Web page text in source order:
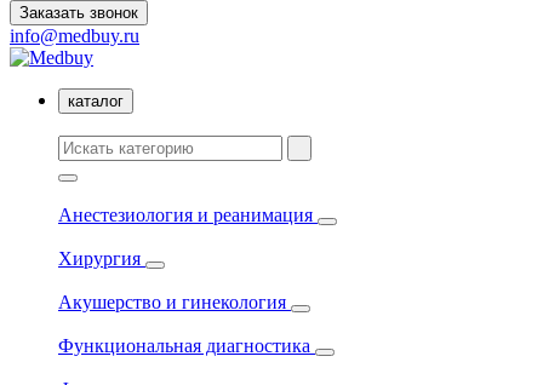
Заказать звонок
info@medbuy.ru
каталог
Анестезиология и реанимация
Хирургия
Акушерство и гинекология
Функциональная диагностика